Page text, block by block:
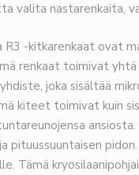
valita nastarenkaita,
R3 -kitkarenkaat ovat
renkaat toimivat yhtä
joka sisältää
kiteet toimivat kuin
pituussuuntaisen
Tämä